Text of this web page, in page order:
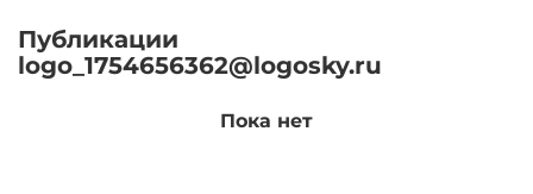
Публикации
logo_1754656362@logosky.ru
Пока нет